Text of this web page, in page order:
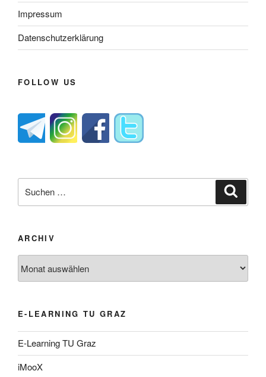
Impressum
Datenschutzerklärung
FOLLOW US
nach:
ARCHIV
E-LEARNING TU GRAZ
E-Learning TU Graz
iMooX